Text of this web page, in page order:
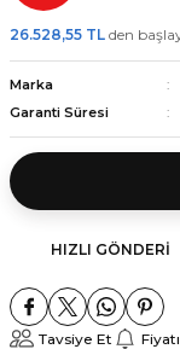
26.528,55 TL den
Marka
Garanti Süresi
HIZLI GÖNDERI
Tavsiye Et